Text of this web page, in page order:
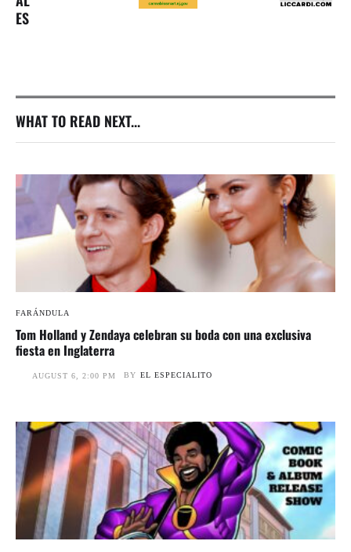
ES
WHAT TO READ NEXT...
FARÁNDULA
Tom Holland y Zendaya celebran su boda con una exclusiva
fiesta en Inglaterra
AUGUST 6, 2:00 PM BY EL ESPECIALITO